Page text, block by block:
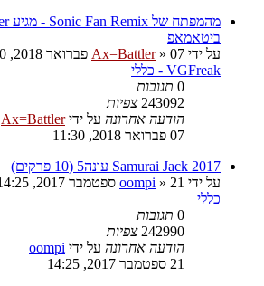
ביטאמאפ
על ידי
Ax=Battler» 07 פברואר 2018, 11:30
VGFreak - כללי
0 תגובות
243092 צפיות
הודעה אחרונה על ידיAx=Battler
07 פברואר 2018, 11:30
Samurai Jack 2017 עונה5 (10 פרקים)
על ידי
oompi » 21 ספטמבר 2017, 14:25
כללי
0 תגובות
242990 צפיות
הודעה אחרונה על ידי oompi
21 ספטמבר 2017, 14:25